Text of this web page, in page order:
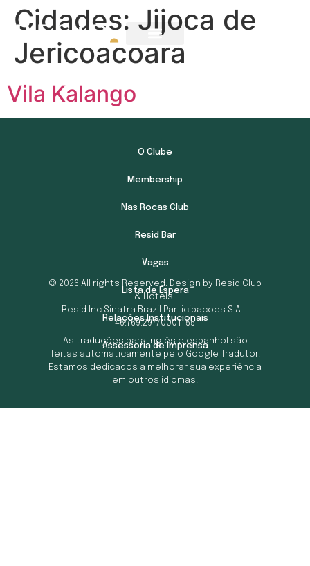
Cidades: Jijoca de
Jericoacoara
Vila Kalango
O Clube
Membership
Nas Rocas Club
Resid Bar
Vagas
Lista de Espera
Relações Institucionais
Assessoria de Imprensa
© 2026 All rights Reserved. Design by Resid Club
& Hotels.
Resid Inc Sinatra Brazil Participacoes S.A. -
46.769.297/0001-55
As traduções para inglês e espanhol são
feitas automaticamente pelo Google Tradutor.
Estamos dedicados a melhorar sua experiência
em outros idiomas.